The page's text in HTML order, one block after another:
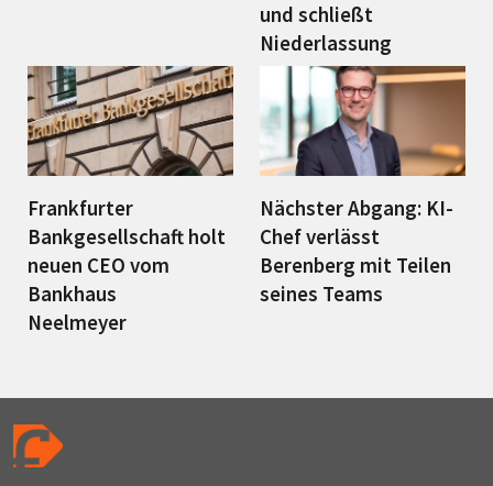
und schließt
Niederlassung
Frankfurter
Bankgesellschaft holt
neuen CEO vom
Bankhaus
Neelmeyer
Nächster Abgang: KI-
Chef verlässt
Berenberg mit Teilen
seines Teams